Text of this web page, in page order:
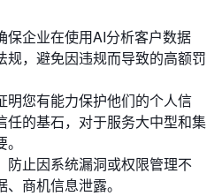
保企业在使用AI分析客户数据
规，避免因违规而导致的高额罚
明您有能力保护他们的个人信
任的基石，对于服务大中型和集
防止因系统漏洞或权限管理不
商机信息泄露。